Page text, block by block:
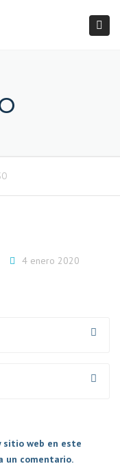
4 enero 2020
sitio web en este
un comentario.